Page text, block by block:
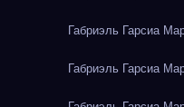
Габриэль Гарсиа
Габриэль Гарсиа